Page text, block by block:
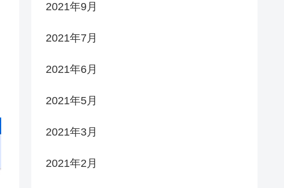
2021年9月
2021年7月
2021年6月
2021年5月
2021年3月
2021年2月